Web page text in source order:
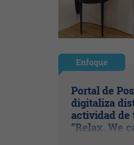
Enfoque
Portal de
digitaliza
actividad de
“Relax. We